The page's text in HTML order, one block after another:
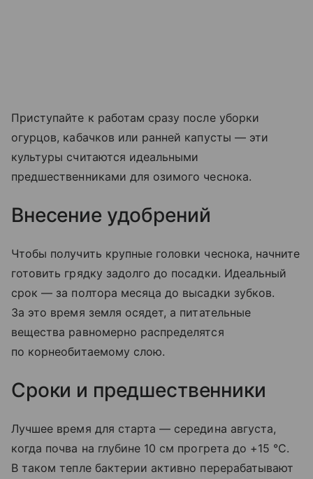
Приступайте к работам сразу после уборки
огурцов, кабачков или ранней капусты — эти
культуры считаются идеальными
предшественниками для озимого чеснока.
Внесение удобрений
Чтобы получить крупные головки чеснока, начните
готовить грядку задолго до посадки. Идеальный
срок — за полтора месяца до высадки зубков.
За это время земля осядет, а питательные
вещества равномерно распределятся
по корнеобитаемому слою.
Сроки и предшественники
Лучшее время для старта — середина августа,
когда почва на глубине 10 см прогрета до +15 °C.
В таком тепле бактерии активно перерабатывают